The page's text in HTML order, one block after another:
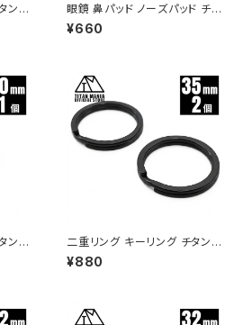
ン製
頑
プ
眼鏡 鼻パッド ノーズパッド チタ
ン製 Ver1 超軽量 ネジ式 メガ
ネパット 鼻パット チタンメタルパ
¥660
ン製
頑
プ
二重リング キーリング チタン製
ブラック 35mm×2個 超軽量 頑
丈 サビに強い 二重丸カン スプ
¥880